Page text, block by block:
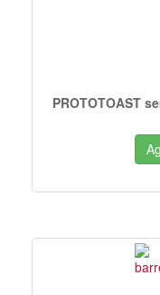
PROTOTOAST